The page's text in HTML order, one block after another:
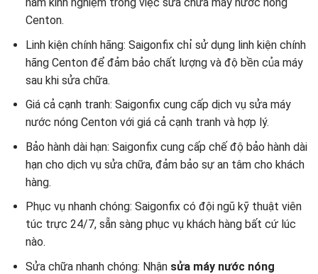
Centon.
Linh kiện chính hãng: Saigonfix chỉ sử dụng linh kiện chính
hãng Centon để đảm bảo chất lượng và độ bền của máy
sau khi sửa chữa.
Giá cả cạnh tranh: Saigonfix cung cấp dịch vụ sửa máy
nước nóng Centon với giá cả cạnh tranh và hợp lý.
Bảo hành dài hạn: Saigonfix cung cấp chế độ bảo hành dài
hạn cho dịch vụ sửa chữa, đảm bảo sự an tâm cho khách
hàng.
Phục vụ nhanh chóng: Saigonfix có đội ngũ kỹ thuật viên
túc trực 24/7, sẵn sàng phục vụ khách hàng bất cứ lúc
nào.
Sửa chữa nhanh chóng: Nhận sửa máy nước nóng